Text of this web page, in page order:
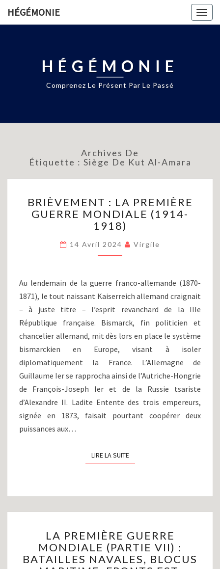
HÉGÉMONIE
HÉGÉMONIE
Comprenez Le Présent Par Le Passé
Archives De
Étiquette : Siège De Kut Al-Amara
:
LA
PREMIÈRE
MONDIALE
(1914-
BRIÈVEMENT : LA PREMIÈRE
GUERRE MONDIALE (1914-
1918)
14 Avril 2024 Virgile
Au lendemain de la guerre franco-allemande (1870-
1871), le tout naissant Kaiserreich allemand craignait
– à juste titre – l’esprit revanchard de la IIIe
République française. Bismarck, fin politicien et
chancelier allemand, mit dès lors en place le système
bismarckien en Europe, visant à isoler
diplomatiquement la France. L’Allemagne de
Guillaume Ier se rapprocha ainsi de l’Autriche-Hongrie
de François-Joseph Ier et de la Russie tsariste
d’Alexandre II. Ladite Entente des trois empereurs,
signée en 1873, faisait pourtant coopérer deux
puissances aux…
LIRE LA SUITELIRE LA SUITE
PREMIÈRE
GUERRE
MONDIALE
LA PREMIÈRE GUERRE
MONDIALE (PARTIE VII) :
BATAILLES NAVALES, BLOCUS